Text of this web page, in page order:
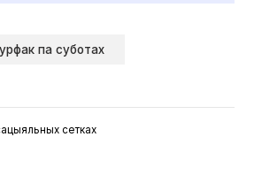
па суботах
сетках